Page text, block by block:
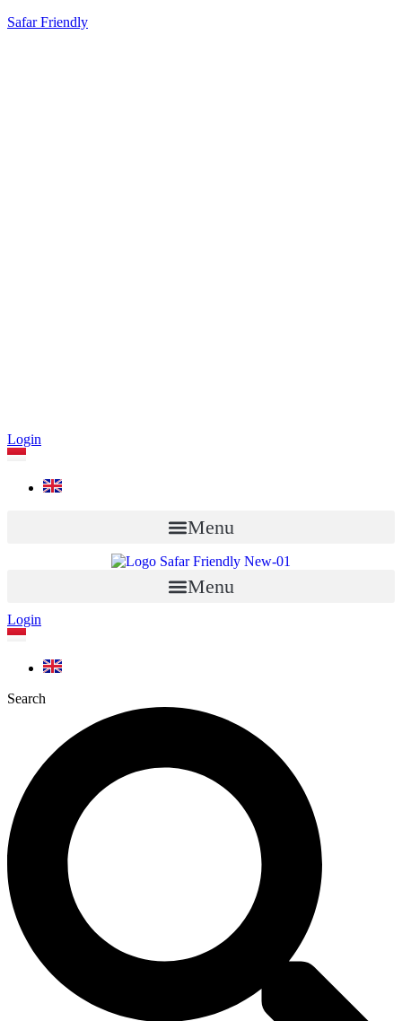
Safar Friendly
Login
Menu
Menu
Login
Search